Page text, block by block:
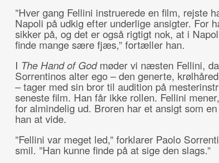
”Hver gang Fellini instruerede en film, rejste
Napoli på udkig efter underlige ansigter. For
sikker på, og det er også rigtigt nok, at i
finde mange sære fjæs,” fortæller han.
I The Hand of Godmøder vi næsten Fellini, da
Sorrentinos alter ego – den generte,
– tager med sin bror til audition på
seneste film. Han får ikke rollen. Fellini
for almindelig ud. Broren har et ansigt som
han at vide.
”Fellini var meget led,” forklarer Paolo
smil. ”Han kunne finde på at sige den slags.”